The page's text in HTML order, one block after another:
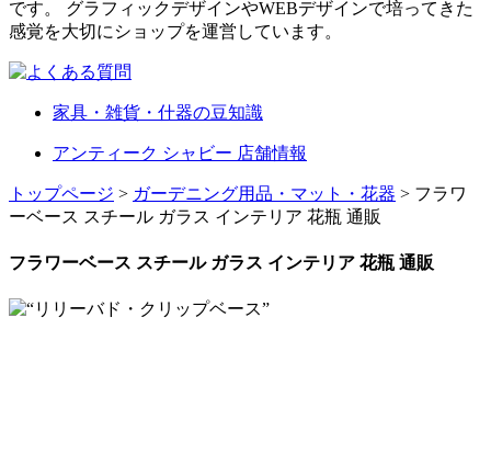
です。 グラフィックデザインやWEBデザインで培ってきた
感覚を大切にショップを運営しています。
家具・雑貨・什器の豆知識
アンティーク シャビー 店舗情報
トップページ > ガーデニング用品・マット・花器 > フラワ
ーベース スチール ガラス インテリア 花瓶 通販
フラワーベース スチール ガラス インテリア 花瓶 通販